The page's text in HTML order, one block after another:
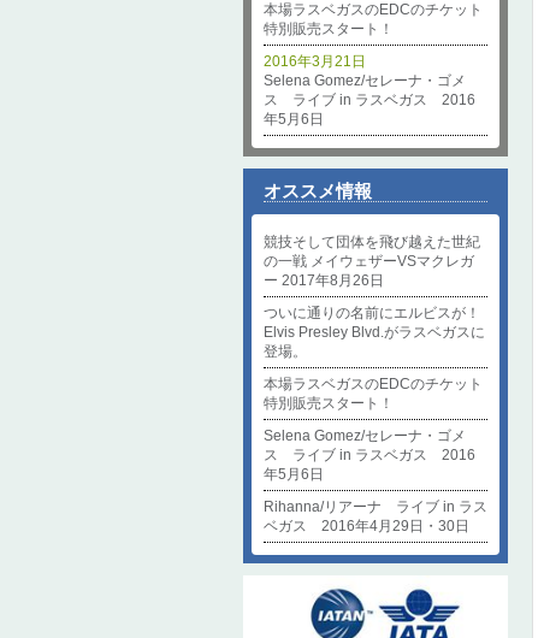
本場ラスベガスのEDCのチケット
特別販売スタート！
Selena Gomez/セレーナ・ゴメ
ス ライブ in ラスベガス 2016
年5月6日
2016年3月21日
オススメ情報
競技そして団体を飛び越えた世紀
の一戦 メイウェザーVSマクレガ
ー 2017年8月26日
ついに通りの名前にエルビスが！
Elvis Presley Blvd.がラスベガスに
登場。
本場ラスベガスのEDCのチケット
特別販売スタート！
Selena Gomez/セレーナ・ゴメ
ス ライブ in ラスベガス 2016
年5月6日
Rihanna/リアーナ ライブ in ラス
ベガス 2016年4月29日・30日